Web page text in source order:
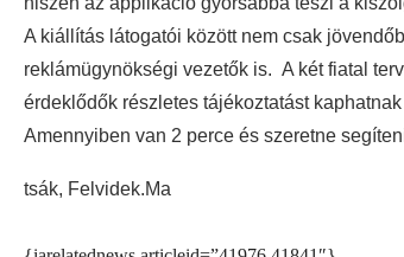
A kiállítás látogatói között nem csak
reklámügynökségi vezetők is. A két fiatal
érdeklődők részletes tájékoztatást kaphatnak
Amennyiben van 2 perce és szeretne
tsák, Felvidek.Ma